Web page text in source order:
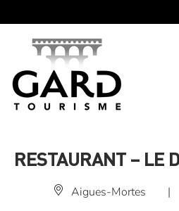
RESTAURANT – LE
Aigues-Mortes |